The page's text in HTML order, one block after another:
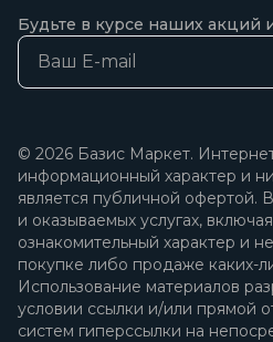
Будьте в курсе наших акций
© 2026 Базис Маркет.
информационный характер и
является публичной офертой.
и оказываемых услугах,
ознакомительный характер и
покупке либо продаже каких-
Использование материалов
условии ссылки и/или прямой
систем гиперссылки на